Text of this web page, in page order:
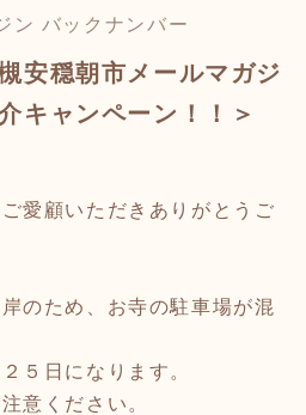
ン バックナンバー
安穏朝市メールマガジ
キャンペーン！！＞
愛顧いただきありがとうご
のため、お寺の駐車場が混
５日になります。
意ください。